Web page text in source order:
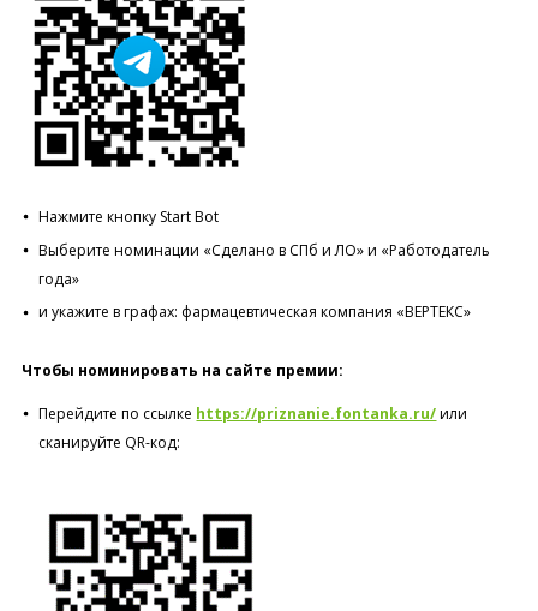
Нажмите кнопку Start Bot
Выберите номинации «Сделано в СПб и ЛО» и «Работодатель
года»
и укажите в графах: фармацевтическая компания «ВЕРТЕКС»
Чтобы номинировать на сайте премии:
Перейдите по ссылке https://priznanie.fontanka.ru/или
сканируйте QR-код: